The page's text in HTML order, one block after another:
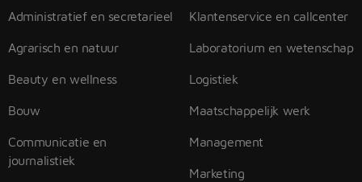
Administratief en secretarieel
Agrarisch en natuur
Beauty en wellness
Bouw
Communicatie en
journalistiek
Klantenservice en callcenter
Laboratorium en wetenschap
Logistiek
Maatschappelijk werk
Management
Marketing